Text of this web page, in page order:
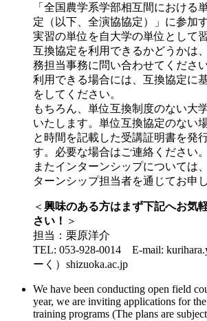
「全国農学系学部相互間における
定（以下、全演協協定）」に参加
実習の単位を自大学の単位として
互換協定を利用できるかどうかは
務担当事務に問い合わせてくださ
利用できる場合には、互換協定に
をしてください。
もちろん、単位互換制度のない大
いたします。単位互換協定のない
と時間を記載した受講証明書を発
す。必要な場合はご連絡ください。
またインターンシップについては
ターンシップ担当者を通じてお申
＜ 興味のある方はまず下記へお気
さい！ ＞
担当：栗原洋介
TEL: 053-928-0014 E-mail:
ーく）shizuoka.ac.jp
We have been conducting open field
year, we are inviting applications for
training programs (The plans are